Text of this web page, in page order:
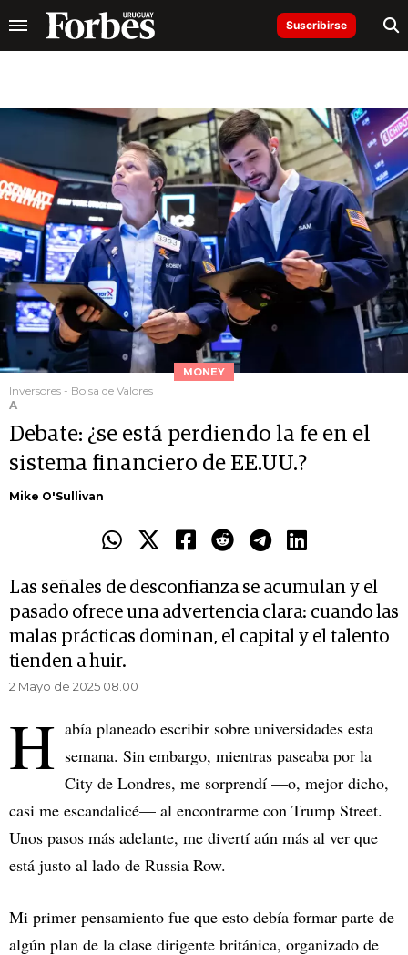
Suscribirse
MONEY
Inversores - Bolsa de Valores
A
Debate: ¿se está perdiendo la fe en el
sistema financiero de EE.UU.?
Mike O'Sullivan
Las señales de desconfianza se acumulan y el
pasado ofrece una advertencia clara: cuando las
malas prácticas dominan, el capital y el talento
tienden a huir.
2 Mayo de 2025 08.00
H abía planeado escribir sobre universidades esta
semana. Sin embargo, mientras paseaba por la
City de Londres, me sorprendí —o, mejor dicho,
casi me escandalicé— al encontrarme con Trump Street.
Unos pasos más adelante, me divertí aún más al ver que
está justo al lado de Russia Row.
Mi primer pensamiento fue que esto debía formar parte de
algún plan de la clase dirigente británica, organizado de